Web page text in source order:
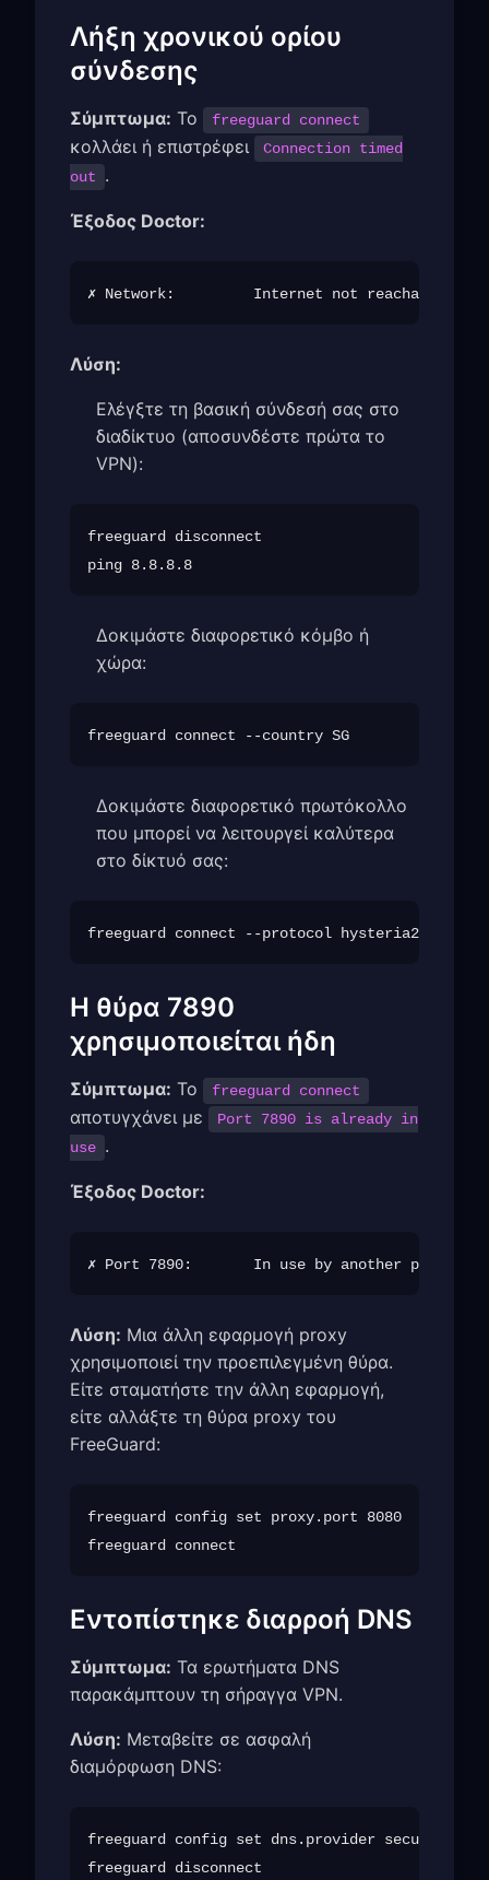
Λήξη χρονικού ορίου
σύνδεσης
Σύμπτωμα: Το freeguard connect
κολλάει ή επιστρέφει
Connection timed
out
.
Έξοδος Doctor:
Λύση:
Ελέγξτε τη βασική σύνδεσή σας στο
διαδίκτυο (αποσυνδέστε πρώτα το
VPN):
freeguard disconnect
Δοκιμάστε διαφορετικό κόμβο ή
χώρα:
Δοκιμάστε διαφορετικό πρωτόκολλο
που μπορεί να λειτουργεί καλύτερα
στο δίκτυό σας:
Η θύρα 7890
χρησιμοποιείται ήδη
Σύμπτωμα: Το freeguard connect
αποτυγχάνει με
Port 7890 is already in
use .
Έξοδος Doctor:
Λύση: Μια άλλη εφαρμογή proxy
χρησιμοποιεί την προεπιλεγμένη θύρα.
Είτε σταματήστε την άλλη εφαρμογή,
είτε αλλάξτε τη θύρα proxy του
FreeGuard:
freeguard config set proxy.port 8080
Εντοπίστηκε διαρροή DNS
Σύμπτωμα: Τα ερωτήματα DNS
παρακάμπτουν τη σήραγγα VPN.
Λύση: Μεταβείτε σε ασφαλή
διαμόρφωση DNS:
freeguard config set dns.provider secure
freeguard disconnect